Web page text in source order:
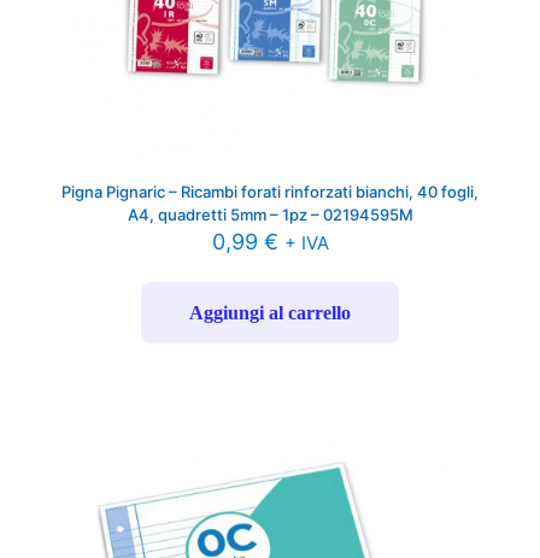
Pigna Pignaric – Ricambi forati rinforzati bianchi, 40 fogli,
A4, quadretti 5mm – 1pz – 02194595M
0,99 € + IVA
Aggiungi al carrello